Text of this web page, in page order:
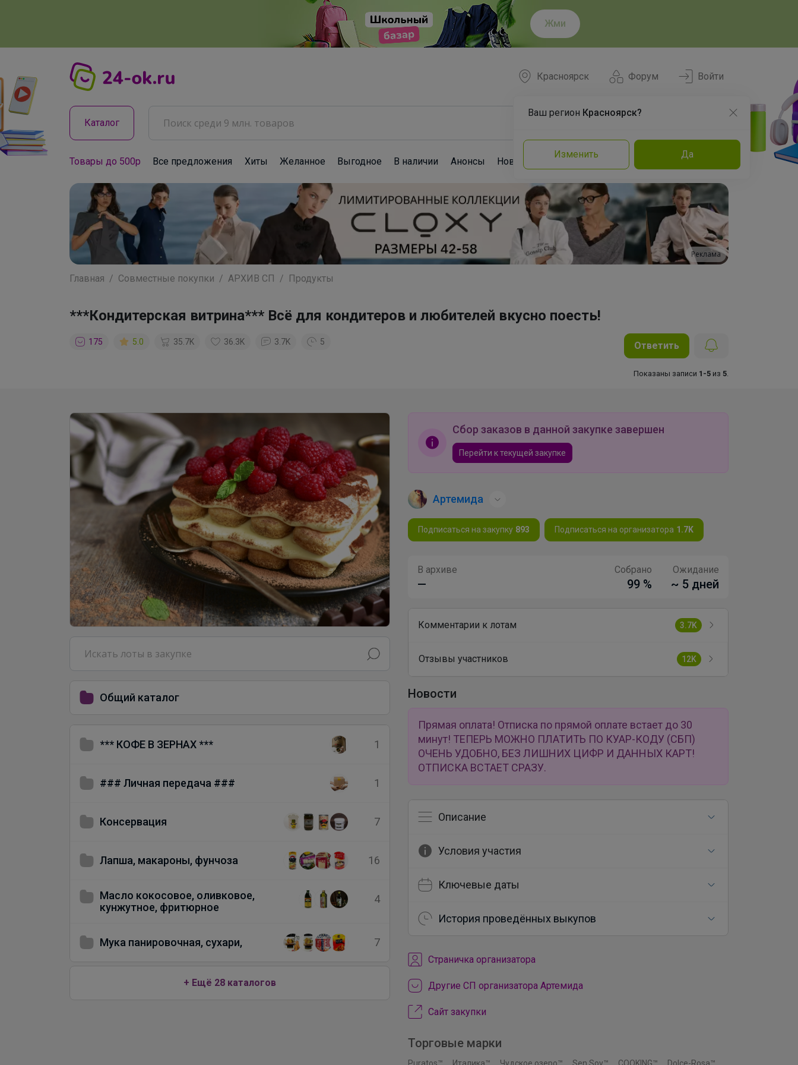
Жми
Форум
Красноярск
Ваш регион Красноярск?
Изменить Да
Войти
Каталог
Товары до 500р Все предложения Хиты Желанное Выгодное В наличии Анонсы Новости Команда Эксперты
Реклама
Главная Совместные покупки АРХИВ СП Продукты
***Кондитерская витрина*** Всё для кондитеров и любителей вкусно поесть!
175 5.0 35.7K 36.3K 3.7K 5 Ответить
Показаны записи 1-5 из 5
Общий каталог
*** КОФЕ В ЗЕРНАХ *** 1
### Личная передача ### 1
Консервация 7
Лапша, макароны, фунчоза 16
Масло кокосовое, оливковое,
кунжутное, фритюрное
4
Мука панировочная, сухари, 7
+ Ещё 28 каталогов
Сбор заказов в данной закупке завершен
Перейти к текущей закупке
Артемида
Подписаться на закупку 893 Подписаться на организатора 1.7K
В архиве
—
Собрано
99 %
Ожидание
~ 5 дней
Комментарии к лотам 3.7K
Отзывы участников 12K
Новости
Прямая оплата! Отписка по прямой оплате встает до 30
минут! ТЕПЕРЬ МОЖНО ПЛАТИТЬ ПО КУАР-КОДУ (СБП)
ОЧЕНЬ УДОБНО, БЕЗ ЛИШНИХ ЦИФР И ДАННЫХ КАРТ!
ОТПИСКА ВСТАЕТ СРАЗУ.
Описание
Условия участия
Ключевые даты
История проведённых выкупов
Cтраничка организатора
Другие СП организатора Артемида
Сайт закупки
Торговые марки